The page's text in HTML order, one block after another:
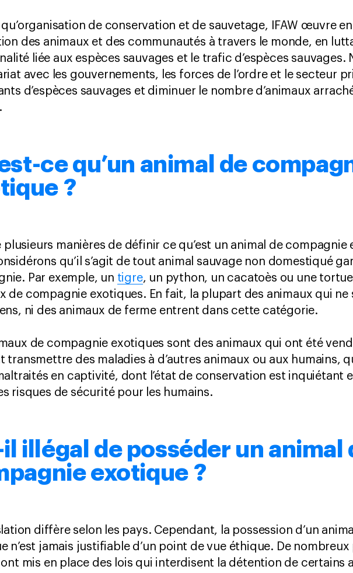
qu’organisation de conservation et de sauvetage, IFAW œuvre
des animaux et des communautés à travers le monde, en
liée aux espèces sauvages et le trafic d’espèces sauvages.
avec les gouvernements, les forces de l’ordre et le secteur
d’espèces sauvages et diminuer le nombre d’animaux
ce qu’un animal de
?
plusieurs manières de définir ce qu’est un animal de compagnie
qu’il s’agit de tout animal sauvage non domestiqué
Par exemple, un tigre, un python, un cacatoès ou une
de compagnie exotiques. En fait, la plupart des animaux qui ne
ni des animaux de ferme entrent dans cette catégorie.
de compagnie exotiques sont des animaux qui ont été
transmettre des maladies à d’autres animaux ou aux humains,
en captivité, dont l’état de conservation est inquiétant
risques de sécurité pour les humains.
il illégal de posséder un animal
exotique ?
diffère selon les pays. Cependant, la possession d’un
n’est jamais justifiable d’un point de vue éthique. De
ont mis en place des lois qui interdisent la détention de certains